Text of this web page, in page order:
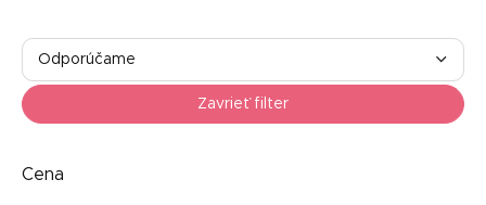
R
d
e
n
e
Odporúčame
Najpredávanejšie
Zavrieť filter
Cena